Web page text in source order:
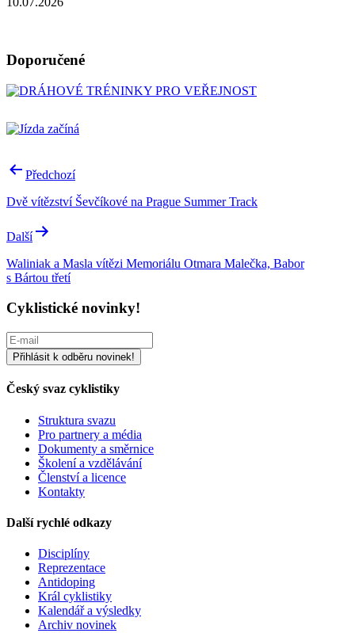
Doporučené
Navigace
příspěvek
Předchozí
Dvě vítězství Ševčíkové na Prague Summer Track
Další
Waliniak a Masla vítězi Memoriálu Otmara Malečka, Babor
s Bártou třetí
Cyklistické novinky!
Český svaz cyklistiky
Struktura svazu
Pro partnery a média
Dokumenty a směrnice
Školení a vzdělávání
Členství a licence
Kontakty
Další rychlé odkazy
Disciplíny
Reprezentace
Antidoping
Král cyklistiky
Kalendář a výsledky
Archiv novinek